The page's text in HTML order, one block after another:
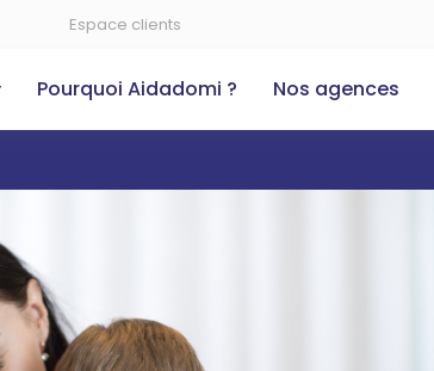
Espace clients
Pourquoi Aidadomi ? Nos agences